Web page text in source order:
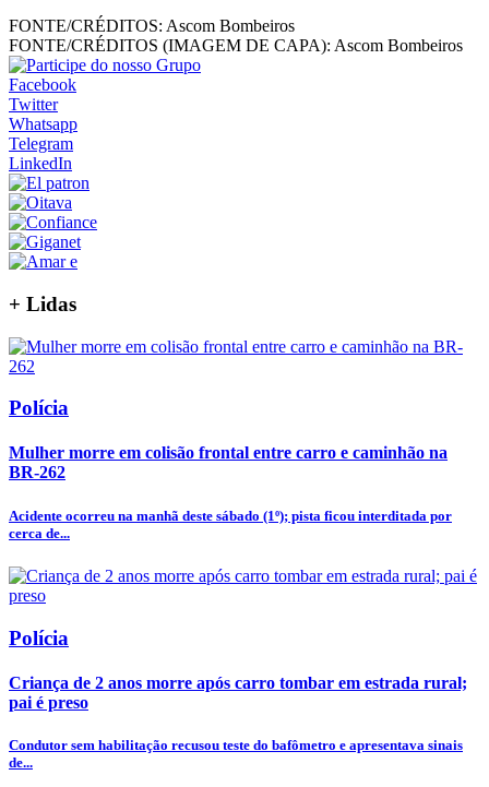
FONTE/CRÉDITOS: Ascom Bombeiros
FONTE/CRÉDITOS (IMAGEM DE CAPA): Ascom Bombeiros
Facebook
Twitter
Whatsapp
Telegram
LinkedIn
+ Lidas
Polícia
Mulher morre em colisão frontal entre carro e caminhão na
BR-262
Acidente ocorreu na manhã deste sábado (1º); pista ficou interditada por
cerca de...
Polícia
Criança de 2 anos morre após carro tombar em estrada rural;
pai é preso
Condutor sem habilitação recusou teste do bafômetro e apresentava sinais
de...